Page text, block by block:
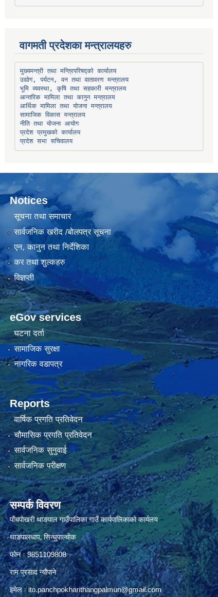
वागमती प्रदेशका मन्त्रालयहरु
मुख्यमन्त्री तथा मन्त्रिपरिषद्को कार्यालय
उद्योग, पर्यटन, वन तथा वातावरण मन्त्रालय
भूमि व्यवस्था, कृषि तथा सहकारी मन्त्रालय
आन्तरिक मामिला तथा कानुन मन्त्रालय
आर्थिक मामिला तथा योजना मन्त्रालय
सामाजिक विकास मन्त्रालय
नीति तथा योजना आयोग
प्रदेश प्रमुखको कार्यालय
प्रदेश सभा सचिवालय
Notices
सूचना तथा समाचार
सार्वजनिक खरीद /बोलपत्र सूचना
एन, कानुन तथा निर्देशिका
कर तथा शुल्कहरु
विज्ञप्ती
eGov services
घटना दर्ता
सामाजिक सुरक्षा
नागरिक वडापत्र
Reports
वार्षिक प्रगति प्रतिवेदन
चौमासिक प्रगति प्रतिवेदन
सार्वजनिक सुनुवाई
सार्वजनिक परीक्षण
सम्पर्क विवरण
पाँचपाेखरी थाङपाल गाउँपालिका गाउँ कार्यपालिकाको कार्यलय
थाङपालधाप, सिन्घुपाल्चाेक
फाेन ः 9851109808
राम प्रसाद न्याैपाने
इमेल ःito.panchpokharithangpalmun@gmail.com